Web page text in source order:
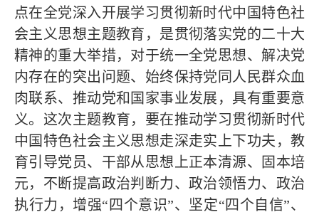
点在全党深入开展学习贯彻新时代中国特色社
会主义思想主题教育，是贯彻落实党的二十大
精神的重大举措，对于统一全党思想、解决党
内存在的突出问题、始终保持党同人民群众血
肉联系、推动党和国家事业发展，具有重要意
义。这次主题教育，要在推动学习贯彻新时代
中国特色社会主义思想走深走实上下功夫，教
育引导党员、干部从思想上正本清源、固本培
元，不断提高政治判断力、政治领悟力、政治
执行力，增强“四个意识”、坚定“四个自信”、